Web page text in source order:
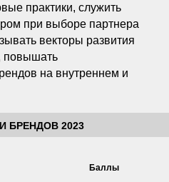
практики, служить
при выборе партнера
векторы развития
повышать
на внутреннем и
БРЕНДОВ 2023
Баллы